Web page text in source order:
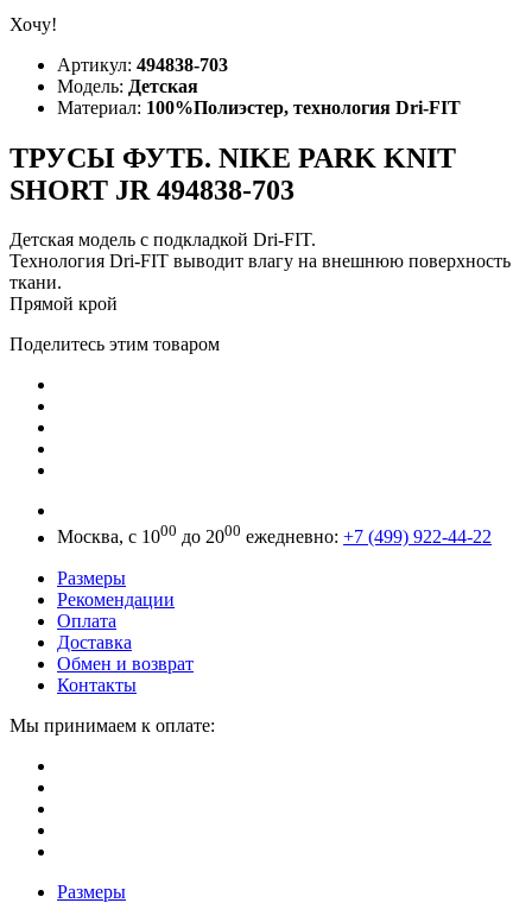
Хочу!
Артикул: 494838-703
Модель: Детская
Материал: 100%Полиэстер, технология Dri-FIT
ТРУСЫ ФУТБ. NIKE PARK KNIT
SHORT JR 494838-703
Детская модель с подкладкой Dri-FIT.
Технология Dri-FIT выводит влагу на внешнюю поверхность
ткани.
Прямой крой
Поделитесь этим товаром
Москва, с 1000 до 2000 ежедневно: +7 (499) 922-44-22
Размеры
Рекомендации
Оплата
Доставка
Обмен и возврат
Контакты
Мы принимаем к оплате:
Размеры